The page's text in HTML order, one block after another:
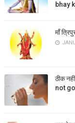
bhay
माँ
ठीक
not